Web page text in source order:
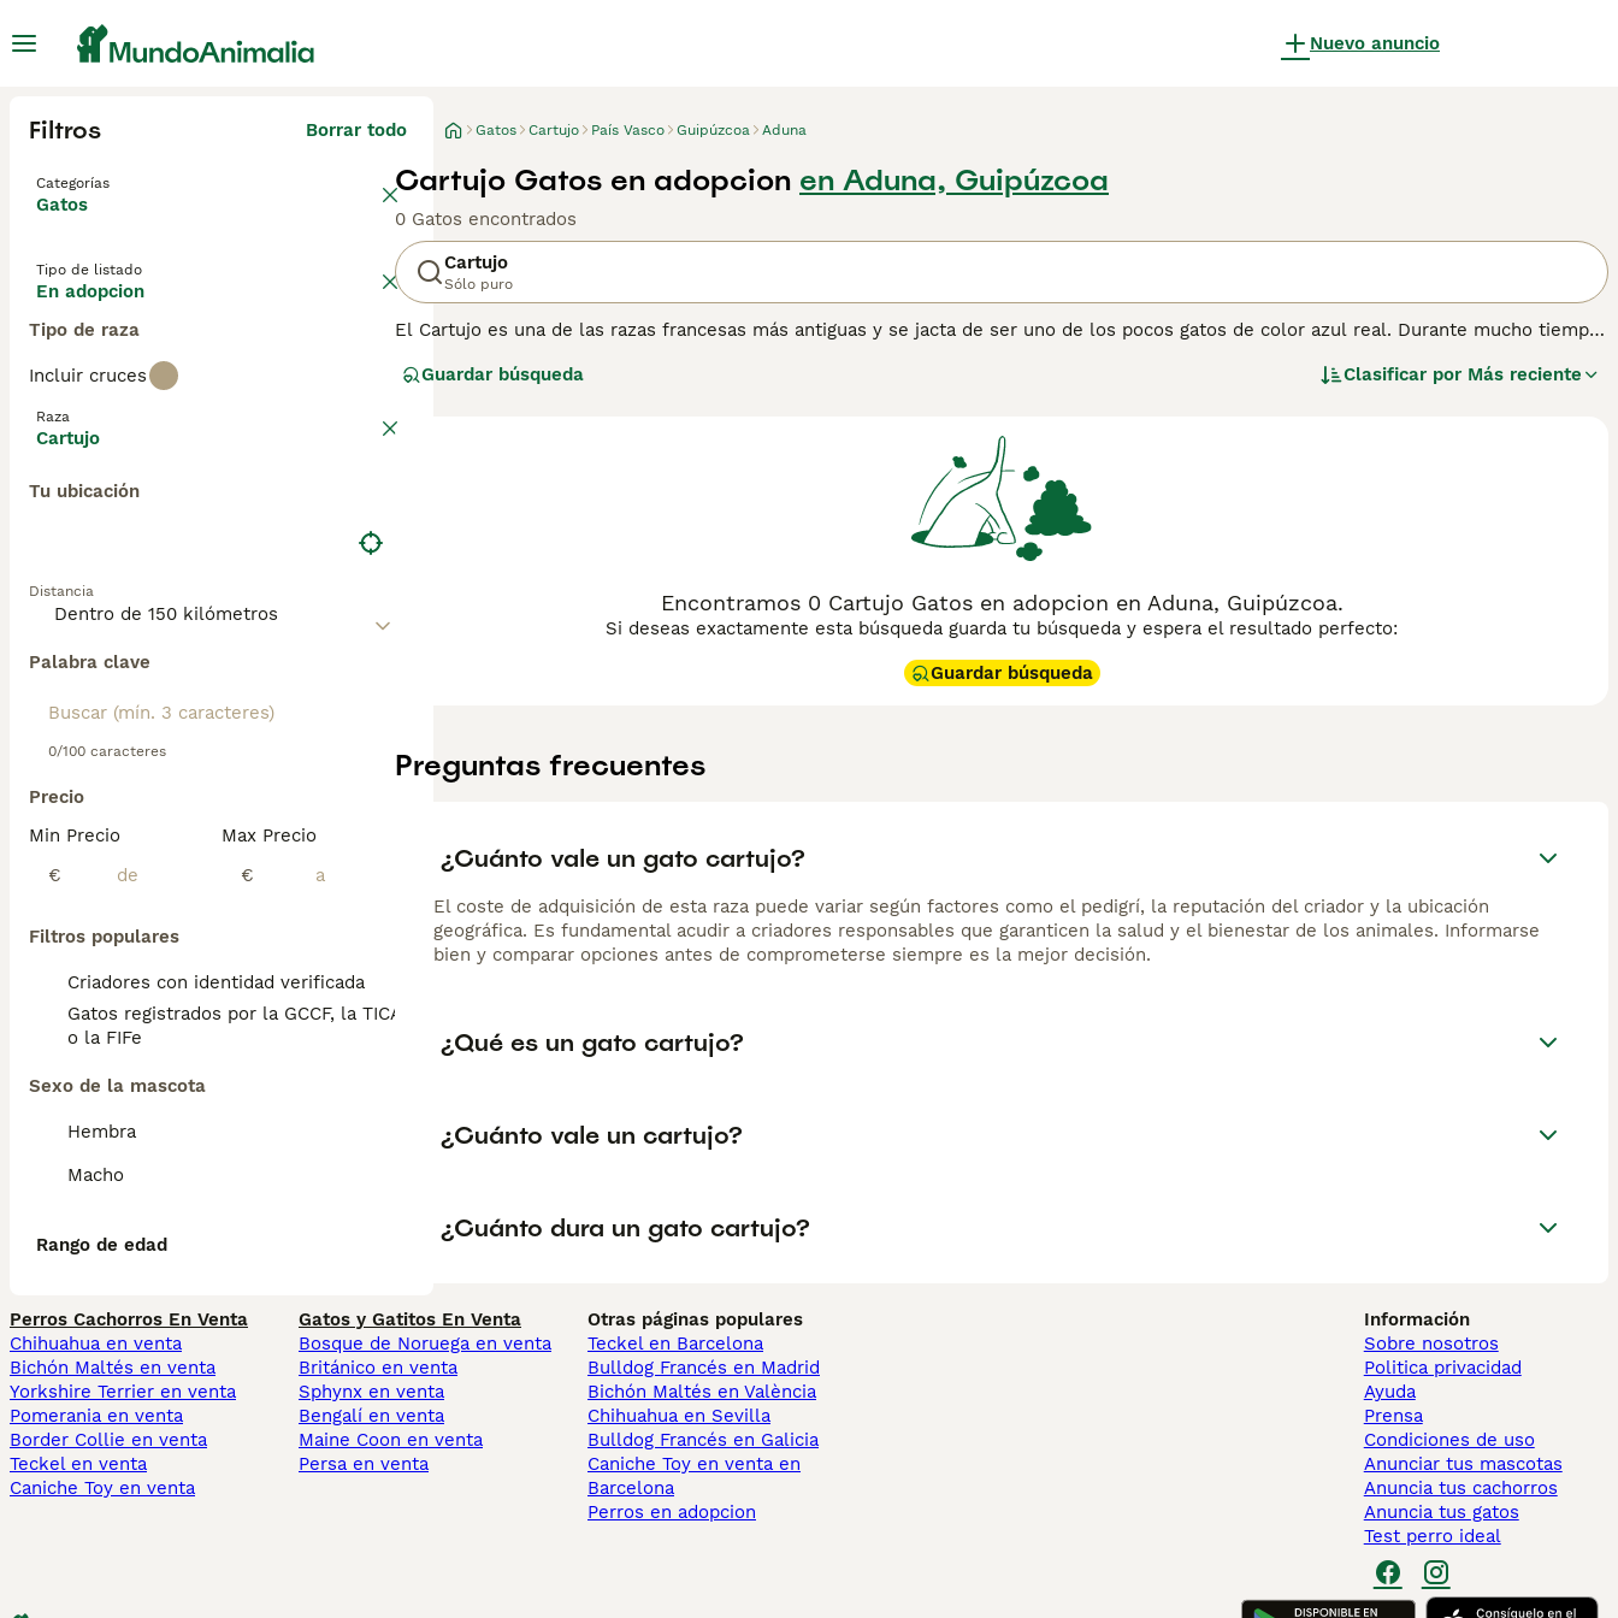
Nuevo anuncio
Filtros Borrar todo
Categorías
Gatos
Tipo de listado
En adopcion
Tipo de raza
Incluir cruces
Raza
Cartujo
Tu ubicación
Distancia
Palabra clave
0/100 caracteres
Precio
Min Precio
€
Max Precio
€
Filtros populares
Criadores con identidad verificada
Gatos registrados por la GCCF, la TICA
o la FIFe
Sexo de la mascota
Hembra
Macho
Rango de edad
Gatos Cartujo País Vasco Guipúzcoa Aduna
Cartujo Gatos en adopcion en Aduna, Guipúzcoa
0 Gatos encontrados
Cartujo
Sólo puro
El Cartujo es una de las razas francesas más antiguas y se jacta de ser uno de los pocos gatos de color azul real. Durante mucho tiempo,
naturaleza gentil. Se sabe que forman fuertes lazos con sus familias, y a lo largo de los años el Cartujo se ha ganado la reputación de ser
para obtener información sobre esta raza de gato.
Guardar búsqueda Clasificar por Más reciente
Encontramos 0 Cartujo Gatos en adopcion en Aduna, Guipúzcoa.
Si deseas exactamente esta búsqueda guarda tu búsqueda y espera el resultado perfecto:
Guardar búsqueda
Preguntas frecuentes
¿Cuánto vale un gato cartujo?
El coste de adquisición de esta raza puede variar según factores como el pedigrí, la reputación del criador y la ubicación
geográfica. Es fundamental acudir a criadores responsables que garanticen la salud y el bienestar de los animales. Informarse
bien y comparar opciones antes de comprometerse siempre es la mejor decisión.
¿Qué es un gato cartujo?
¿Cuánto vale un cartujo?
¿Cuánto dura un gato cartujo?
Perros Cachorros En Venta
Chihuahua en venta
Bichón Maltés en venta
Yorkshire Terrier en venta
Pomerania en venta
Border Collie en venta
Teckel en venta
Caniche Toy en venta
Gatos y Gatitos En Venta
Bosque de Noruega en venta
Británico en venta
Sphynx en venta
Bengalí en venta
Maine Coon en venta
Persa en venta
Otras páginas populares
Teckel en Barcelona
Bulldog Francés en Madrid
Bichón Maltés en València
Chihuahua en Sevilla
Bulldog Francés en Galicia
Caniche Toy en venta en
Barcelona
Perros en adopcion
Información
Sobre nosotros
Politica privacidad
Ayuda
Prensa
Condiciones de uso
Anunciar tus mascotas
Anuncia tus cachorros
Anuncia tus gatos
Test perro ideal